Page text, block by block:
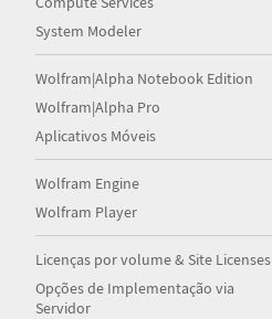
System Modeler
Wolfram|Alpha Notebook Edition
Wolfram|Alpha Pro
Aplicativos Móveis
Wolfram Engine
Wolfram Player
Licenças por volume & Site Licenses
Opções de Implementação via
Servidor